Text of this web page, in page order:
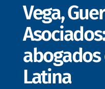
Vega,
abogados
Latina